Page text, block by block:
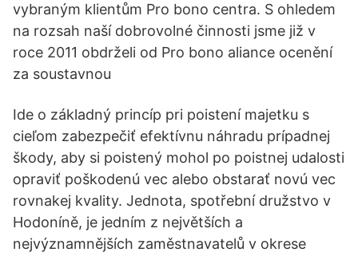
vybraným klientům Pro bono centra. S ohledem
na rozsah naší dobrovolné činnosti jsme již v
roce 2011 obdrželi od Pro bono aliance ocenění
za soustavnou
Ide o základný princíp pri poistení majetku s
cieľom zabezpečiť efektívnu náhradu prípadnej
škody, aby si poistený mohol po poistnej udalosti
opraviť poškodenú vec alebo obstarať novú vec
rovnakej kvality. Jednota, spotřební družstvo v
Hodoníně, je jedním z největších a
nejvýznamnějších zaměstnavatelů v okrese